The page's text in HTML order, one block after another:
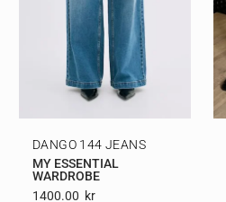
DANGO 144 JEANS
MY ESSENTIAL
WARDROBE
1400.00 Kr